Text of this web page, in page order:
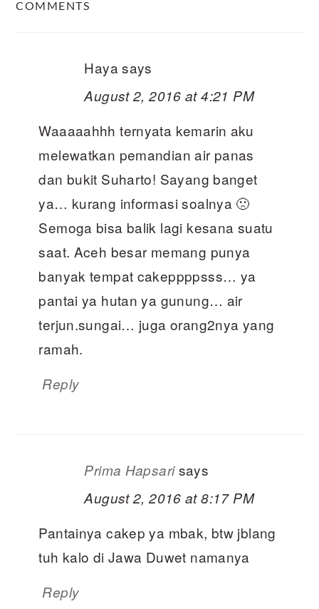
COMMENTS
Haya says
August 2, 2016 at 4:21 PM
Waaaaahhh ternyata kemarin aku
melewatkan pemandian air panas
dan bukit Suharto! Sayang banget
ya… kurang informasi soalnya 🙁
Semoga bisa balik lagi kesana suatu
saat. Aceh besar memang punya
banyak tempat cakeppppsss… ya
pantai ya hutan ya gunung… air
terjun.sungai… juga orang2nya yang
ramah.
Reply
Prima Hapsari says
August 2, 2016 at 8:17 PM
Pantainya cakep ya mbak, btw jblang
tuh kalo di Jawa Duwet namanya
Reply